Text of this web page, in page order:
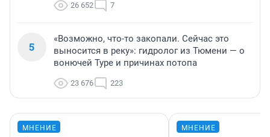
26 652 7
5
«Возможно, что-то закопали. Сейчас это
выносится в реку»: гидролог из Тюмени — о
вонючей Туре и причинах потопа
23 676 223
МНЕНИЕ МНЕНИЕ